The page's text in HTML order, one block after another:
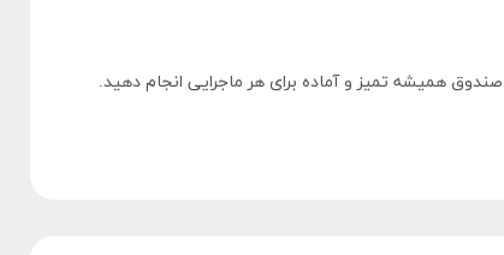
همیشه تمیز و آماده برای هر ماجرایی انجام دهید.